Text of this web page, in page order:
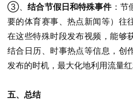
③、结合节假日和特殊事件 ：
要的体育赛事、热点新闻等）往
在这些特殊时段发布视频，能够
结合日历、时事热点等信息，创
发布的时机，最大化地利用流量红
五、总结